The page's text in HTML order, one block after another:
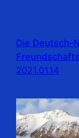
Die Deutsch-
2021.01.14